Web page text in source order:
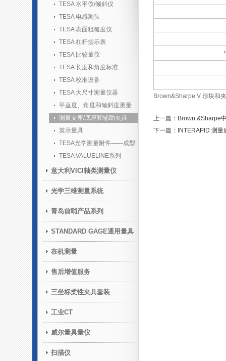
TESA 水平仪/倾斜仪
TESA 电感测头
TESA 表面粗糙度仪
TESA 杠杆指示表
TESA 比较量仪
TESA 长度和角度标准
TESA 校准设备
TESA 大尺寸测量仪器
平直度、角度和倾斜度测量
测量支座/底座和辅助夹具
英示量具
TESA光学测量附件——成型
胶套装TESA VALUELINE系列
意大利VICI轴类测量仪
光学三维测量系统
青岛前哨产品系列
STANDARD GAGE通用量具
在机测量
售后增值服务
三坐标柔性夹具套装
工业CT
威尔量具量仪
扫描仪
Brown&Sharpe V 形块和
上一篇：Brown &Sharpe
下一篇：INTERAPID 测量